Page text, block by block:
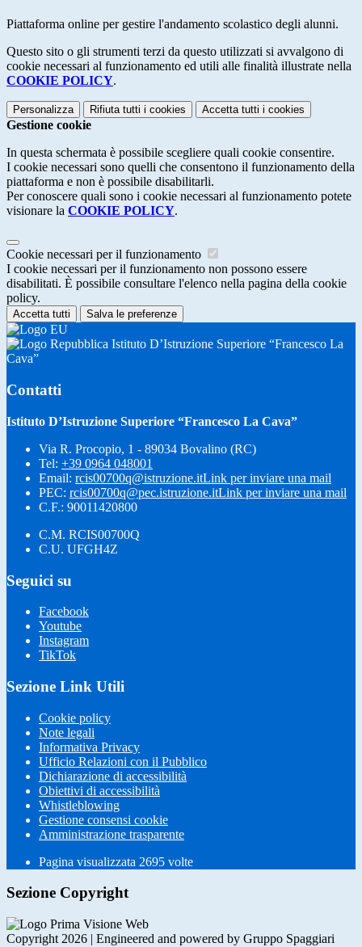
Piattaforma online per gestire l'andamento scolastico degli alunni.
Questo sito o gli strumenti terzi da questo utilizzati si avvalgono di
cookie necessari al funzionamento ed utili alle finalità illustrate nella
COOKIE POLICY.
Personalizza Rifiuta tutti i cookies Accetta tutti i cookies
Gestione cookie
In questa schermata è possibile scegliere quali cookie consentire.
I cookie necessari sono quelli che consentono il funzionamento della
piattaforma e non è possibile disabilitarli.
Per conoscere quali sono i cookie necessari al funzionamento potete
visionare la COOKIE POLICY.
Cookie necessari per il funzionamento
I cookie necessari per il funzionamento non possono essere
disabilitati. È possibile consultare l'elenco nella pagina della cookie
policy.
Accetta tutti Salva le preferenze
Istituto D’Istruzione Superiore “Francesco La
Cava”
Contatti
Istituto D’Istruzione Superiore “Francesco La Cava”
Via R. Procopio, 1 - 89034 Bovalino (RC)
Tel: +39 0964 048001
Email: rcis00700q@istruzione.itLink per inviare una mail
PEC: rcis00700q@pec.istruzione.itLink per inviare una mail
C.F.: 90011420800
C.M. RCIS00700Q
C.U. UFGH4Z
Seguici su
Facebook
Youtube
Instagram
TikTok
Sezione Link Utili
Cookie policy
Note legali
Informativa Privacy
Ufficio Relazioni con il Pubblico
Dichiarazione di accessibilità
Obiettivi di accessibilità
Whistleblowing
Gestione consensi cookie
Amministrazione trasparente
Pagina visualizzata 2695 volte
Sezione Copyright
Copyright 2026 | Engineered and powered by Gruppo Spaggiari